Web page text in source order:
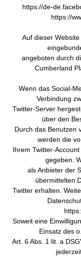
https://de-
https://
Auf dieser
angeboten durch
Cumberland
Wenn das Social-
Verbindung
Twitter-Server
über den
Durch das Benutzen
werden die
Ihrem Twitter-
gegeben.
als Anbieter der
übermittelten
Twitter erhalten.
Soweit eine
Einsatz des
Art. 6 Abs. 1 lit. a